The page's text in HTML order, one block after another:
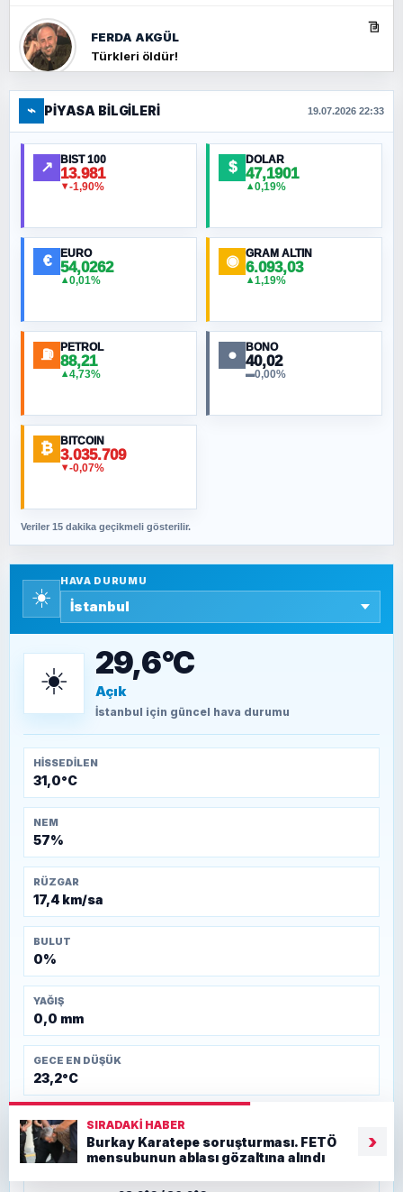
FERDA AKGÜL
Türkleri öldür!
FERHAT BÜYÜKKALKAN
Ankara Zirvesi: NATO Toplantısı mı, Yeni
Ortadoğu Haritasının Provası mı?
MURAT ÖZKAN
NURETTIN BÖLÜK
ORHAN KILIÇOĞLU
Fahişeye beyinli bir müstevli alçağına
SAVAŞ ŞAHİN
SEYFULLAH ÇİÇEK
TEOMAN ALPASLAN
Kütahya-Eskişehir Muharebeleri (10-24
⌁ PIYASA BILGILERI 19.07.2026 22:33
↗ BIST 100
13.981
▼-1,90%
$ DOLAR
47,1901
▲0,19%
€ EURO
54,0262
▲0,01%
◉ GRAM ALTIN
6.093,03
▲1,19%
⛽ PETROL
88,21
▲4,73%
● BONO
40,02
▬0,00%
₿ BITCOIN
3.035.709
▼-0,07%
Veriler 15 dakika geçikmeli gösterilir.
☀️
HAVA DURUMU
☀️ 29,6°C
Açık
İstanbul için güncel hava durumu
HISSEDILEN
31,0°C
NEM
57%
RÜZGAR
17,4 km/sa
BULUT
0%
YAĞIŞ
0,0 mm
GECE EN DÜŞÜK
23,2°C
5 GÜNLÜK TAHMIN
07 Ağu 🌤️ Parçalı bulutlu
SIRADAKI HABER
Burkay Karatepe soruşturması. FETÖ
mensubunun ablası gözaltına alındı
›